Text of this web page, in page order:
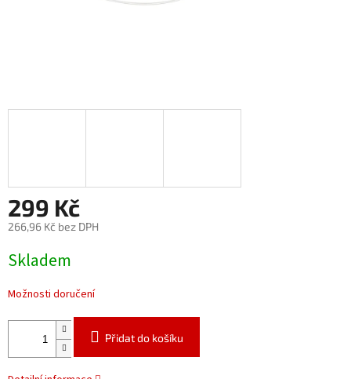
299 Kč
266,96 Kč bez DPH
cena:
Skladem
Možnosti doručení
Přidat do košíku